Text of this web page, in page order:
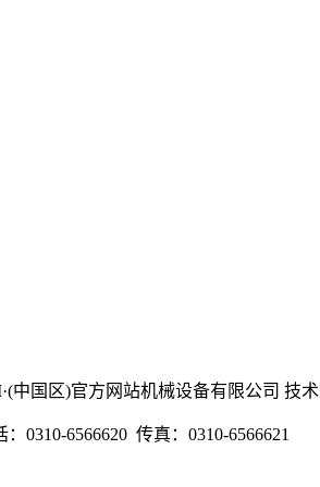
中国区)官方网站机械设备有限公司 技
0310-6566620 传真：0310-6566621